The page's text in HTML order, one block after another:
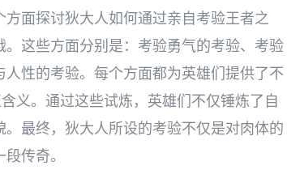
面探讨狄大人如何通过亲自考验王者之
这些方面分别是：考验勇气的考验、考验
性的考验。每个方面都为英雄们提供了不
义。通过这些试炼，英雄们不仅锤炼了自
最终，狄大人所设的考验不仅是对肉体的
传奇。